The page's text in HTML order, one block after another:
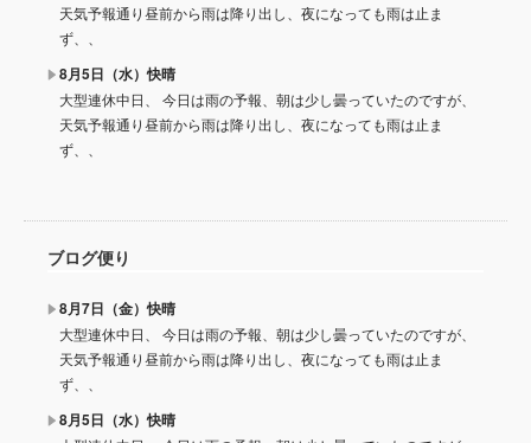
天気予報通り昼前から雨は降り出し、夜になっても雨は止ま
ず、、
8月5日（水）快晴
大型連休中日、 今日は雨の予報、朝は少し曇っていたのですが、
天気予報通り昼前から雨は降り出し、夜になっても雨は止ま
ず、、
ブログ便り
8月7日（金）快晴
大型連休中日、 今日は雨の予報、朝は少し曇っていたのですが、
天気予報通り昼前から雨は降り出し、夜になっても雨は止ま
ず、、
8月5日（水）快晴